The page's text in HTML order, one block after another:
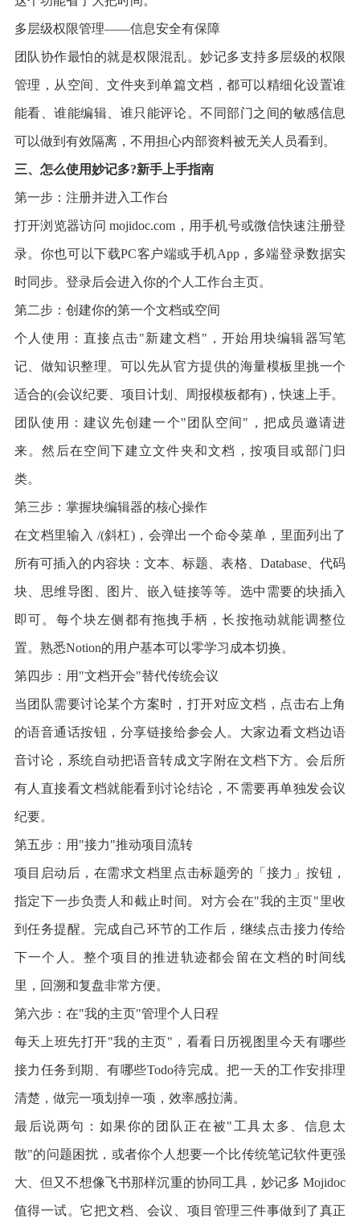
多层级权限管理——信息安全有保障
团队协作最怕的就是权限混乱。妙记多支持多层级的权限
管理，从空间、文件夹到单篇文档，都可以精细化设置谁
能看、谁能编辑、谁只能评论。不同部门之间的敏感信息
可以做到有效隔离，不用担心内部资料被无关人员看到。
三、怎么使用妙记多?新手上手指南
第一步：注册并进入工作台
打开浏览器访问 mojidoc.com，用手机号或微信快速注册登
录。你也可以下载PC客户端或手机App，多端登录数据实
时同步。登录后会进入你的个人工作台主页。
第二步：创建你的第一个文档或空间
个人使用：直接点击"新建文档"，开始用块编辑器写笔
记、做知识整理。可以先从官方提供的海量模板里挑一个
适合的(会议纪要、项目计划、周报模板都有)，快速上手。
团队使用：建议先创建一个"团队空间"，把成员邀请进
来。然后在空间下建立文件夹和文档，按项目或部门归
类。
第三步：掌握块编辑器的核心操作
在文档里输入 /(斜杠)，会弹出一个命令菜单，里面列出了
所有可插入的内容块：文本、标题、表格、Database、代码
块、思维导图、图片、嵌入链接等等。选中需要的块插入
即可。每个块左侧都有拖拽手柄，长按拖动就能调整位
置。熟悉Notion的用户基本可以零学习成本切换。
第四步：用"文档开会"替代传统会议
当团队需要讨论某个方案时，打开对应文档，点击右上角
的语音通话按钮，分享链接给参会人。大家边看文档边语
音讨论，系统自动把语音转成文字附在文档下方。会后所
有人直接看文档就能看到讨论结论，不需要再单独发会议
纪要。
第五步：用"接力"推动项目流转
项目启动后，在需求文档里点击标题旁的「接力」按钮，
指定下一步负责人和截止时间。对方会在"我的主页"里收
到任务提醒。完成自己环节的工作后，继续点击接力传给
下一个人。整个项目的推进轨迹都会留在文档的时间线
里，回溯和复盘非常方便。
第六步：在"我的主页"管理个人日程
每天上班先打开"我的主页"，看看日历视图里今天有哪些
接力任务到期、有哪些Todo待完成。把一天的工作安排理
清楚，做完一项划掉一项，效率感拉满。
最后说两句：如果你的团队正在被"工具太多、信息太
散"的问题困扰，或者你个人想要一个比传统笔记软件更强
大、但又不想像飞书那样沉重的协同工具，妙记多 Mojidoc
值得一试。它把文档、会议、项目管理三件事做到了真正